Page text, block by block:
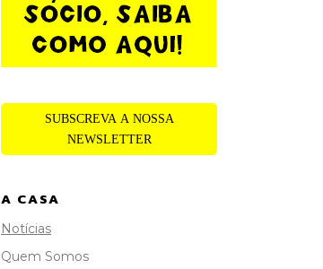
SUBSCREVA A NOSSA
NEWSLETTER
A CASA
Notícias
Quem Somos